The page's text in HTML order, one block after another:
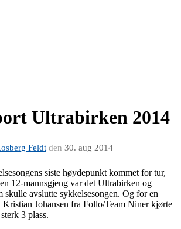
Ultrabirken 2014
Feldt den 30. aug 2014
siste høydepunkt kommet for tur,
12-mannsgjeng var det Ultrabirken og
skulle avslutte sykkelsesongen. Og for en
Johansen fra Follo/Team Niner kjørte
3 plass.